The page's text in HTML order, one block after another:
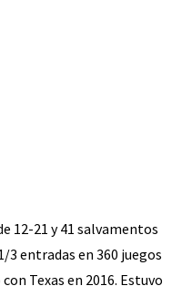
12-21 y 41 salvamentos
3 entradas en 360 juegos
Texas en 2016. Estuvo